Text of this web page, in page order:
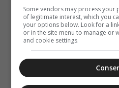
Some vendors may process your
of legitimate interest, which you
your options below. Look for a
or in the site menu to manage or
and cookie settings.